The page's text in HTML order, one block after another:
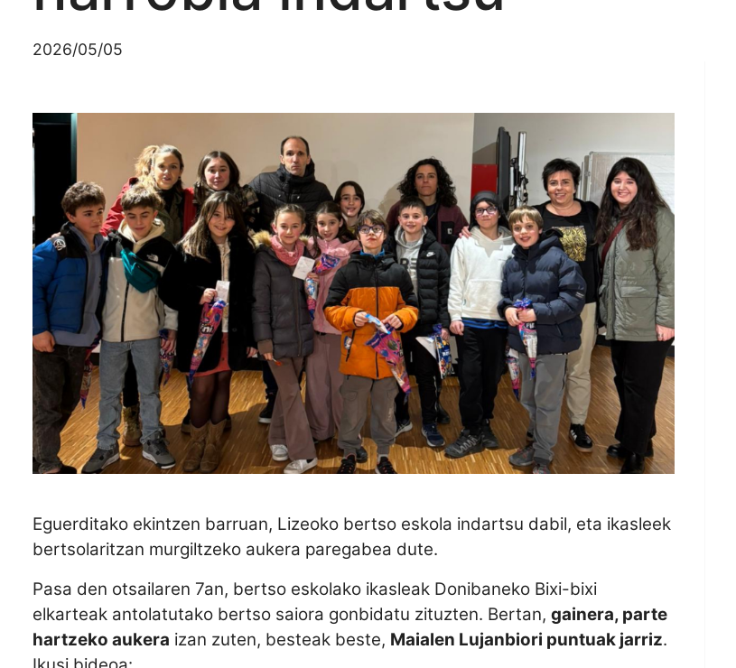
2026/05/05
Irudia
Eguerditako ekintzen barruan, Lizeoko bertso eskola indartsu dabil, eta ikasleek
bertsolaritzan murgiltzeko aukera paregabea dute.
Pasa den otsailaren 7an, bertso eskolako ikasleak Donibaneko Bixi-bixi
elkarteak antolatutako bertso saiora gonbidatu zituzten. Bertan, gainera, parte
hartzeko aukera izan zuten, besteak beste, Maialen Lujanbiori puntuak jarriz.